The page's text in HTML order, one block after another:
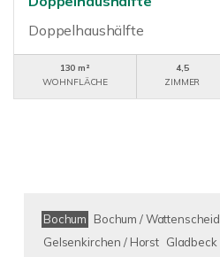
Doppelhaushälfte
130 m²
WOHNFLÄCHE
4,5
ZIMMER
Bochum Bochum / Wattenscheid
Gelsenkirchen / Horst Gladbeck